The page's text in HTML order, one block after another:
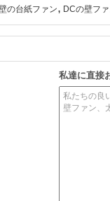
の台紙ファン, DCの壁フ
私達に直接